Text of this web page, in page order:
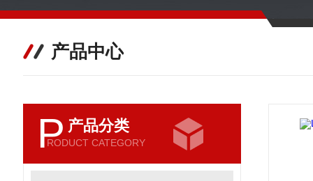
产品中心
P 产品分类
RODUCT CATEGORY